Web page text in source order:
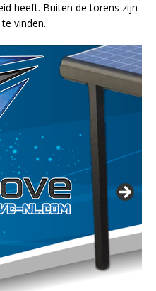
heeft. Buiten de torens zijn
vinden.